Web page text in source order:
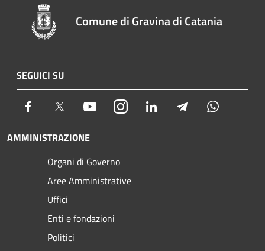
Comune di Gravina di Catania
SEGUICI SU
Facebook Twitter YoutubeInstagram LinkedIn Telegram
AMMINISTRAZIONE
Organi di Governo
Aree Amministrative
Uffici
Enti e fondazioni
Politici